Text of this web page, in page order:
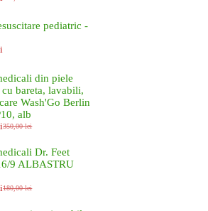
lei.
pediatric -
din piele
cu bareta, lavabili,
Wash'Go Berlin
alb
350,00lei
lei.
lei.
Dr. Feet
9 ALBASTRU
180,00lei